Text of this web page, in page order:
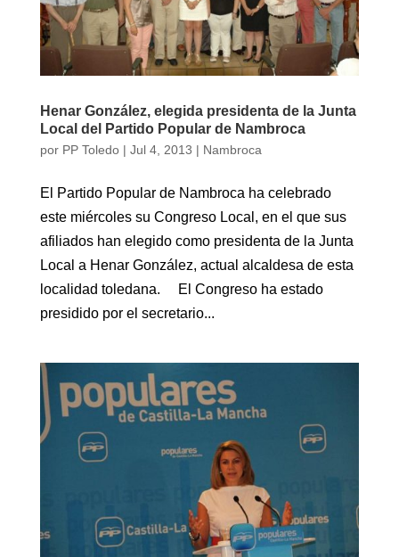
Henar González, elegida presidenta de la Junta
Local del Partido Popular de Nambroca
por PP Toledo| Jul 4, 2013 | Nambroca
El Partido Popular de Nambroca ha celebrado
este miércoles su Congreso Local, en el que sus
afiliados han elegido como presidenta de la Junta
Local a Henar González, actual alcaldesa de esta
localidad toledana. El Congreso ha estado
presidido por el secretario...